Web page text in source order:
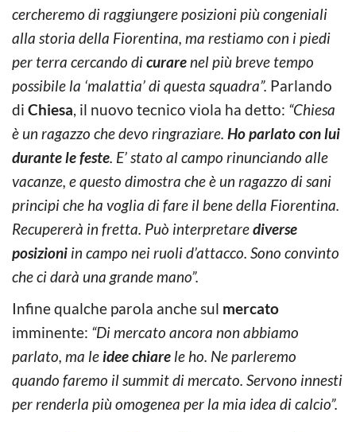
cercheremo di raggiungere posizioni più congeniali
alla storia della Fiorentina, ma restiamo con i piedi
per terra cercando dicurarenel più breve tempo
possibile la ‘malattia’ di questa squadra”. Parlando
di Chiesa, il nuovo tecnico viola ha detto: “Chiesa
è un ragazzo che devo ringraziare. Ho parlato con lui
durante le feste. E’ stato al campo rinunciando alle
vacanze, e questo dimostra che è un ragazzo di sani
principi che ha voglia di fare il bene della Fiorentina.
Recupererà in fretta. Può interpretarediverse
posizioni in campo nei ruoli d’attacco. Sono convinto
che ci darà una grande mano”.
Infine qualche parola anche sul mercato
imminente: “Di mercato ancora non abbiamo
parlato, ma leidee chiare le ho. Ne parleremo
quando faremo il summit di mercato. Servono innesti
per renderla più omogenea per la mia idea di calcio”.